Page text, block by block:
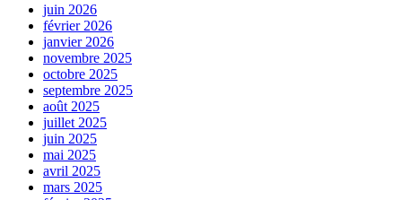
juin 2026
février 2026
janvier 2026
novembre 2025
octobre 2025
septembre 2025
août 2025
juillet 2025
juin 2025
mai 2025
avril 2025
mars 2025